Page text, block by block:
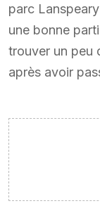
parc
une bonne
trouver un peu
après avoir